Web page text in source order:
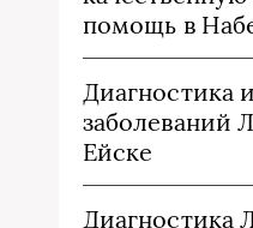
помощь в
Диагностика
заболеваний
Ейске
Диагностика